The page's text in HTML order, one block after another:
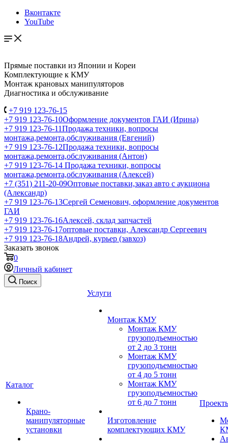
Вконтакте
YouTube
Прямые поставки из Японии и Кореи
Комплектующие к КМУ
Монтаж крановых манипуляторов
Диагностика и обслуживание
+7 919 123-76-15
+7 919 123-76-10Оформление документов ГАИ (Ирина)
+7 919 123-76-11Продажа техники, вопросы
монтажа,ремонта,обслуживания (Евгений)
+7 919 123-76-12Продажа техники, вопросы
монтажа,ремонта,обслуживания (Антон)
+7 919 123-76-14 Продажа техники, вопросы
монтажа,ремонта,обслуживания (Алексей)
+7 (351) 211-20-09Оптовые поставки,заказ авто с аукциона
(Александр)
+7 919 123-76-13Сергей Семенович, оформление документов
ГАИ
+7 919 123-76-16Алексей, склад запчастей
+7 919 123-76-17оптовые поставки, Александр Сергеевич
+7 919 123-76-18Андрей, курьер (завхоз)
Заказать звонок
0
Личный кабинет
Поиск
Каталог
Крано-
манипуляторные
установки
Услуги
Монтаж КМУ
Монтаж КМУ
грузоподъемностью
от 2 до 3 тонн
Монтаж КМУ
грузоподъемностью
от 4 до 5 тонн
Монтаж КМУ
грузоподъемностью
от 6 до 7 тонн
Изготовление
комплектующих КМУ